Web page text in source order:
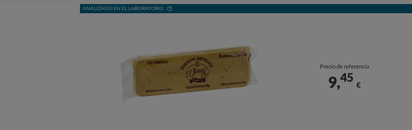
ANALIZADO EN EL LABORATORIO
Precio de referencia
9,45
€